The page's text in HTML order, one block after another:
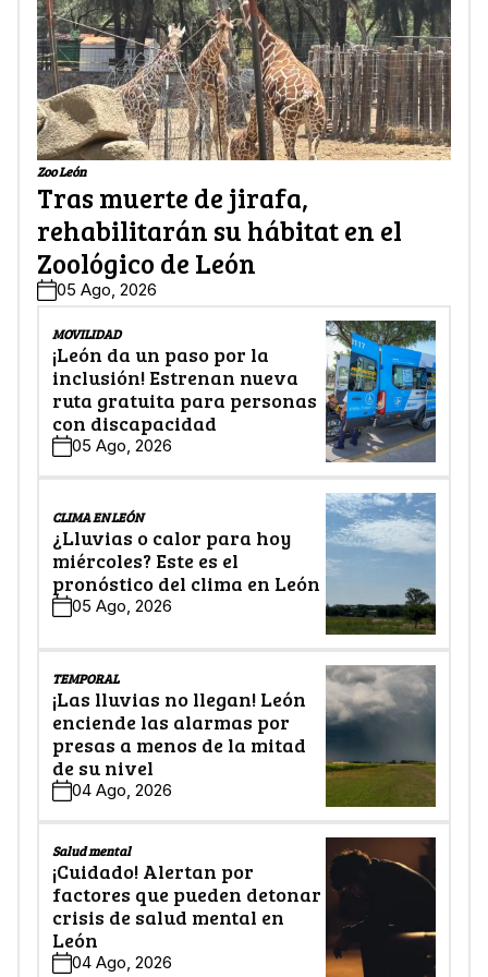
Zoo León
Tras muerte de jirafa,
rehabilitarán su hábitat en el
Zoológico de León
05 Ago, 2026
MOVILIDAD
¡León da un paso por la
inclusión! Estrenan nueva
ruta gratuita para personas
con discapacidad
05 Ago, 2026
CLIMA EN LEÓN
¿Lluvias o calor para hoy
miércoles? Este es el
pronóstico del clima en León
05 Ago, 2026
TEMPORAL
¡Las lluvias no llegan! León
enciende las alarmas por
presas a menos de la mitad
de su nivel
04 Ago, 2026
Salud mental
¡Cuidado! Alertan por
factores que pueden detonar
crisis de salud mental en
León
04 Ago, 2026